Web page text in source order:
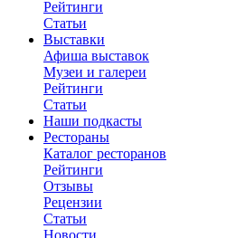
Рейтинги
Статьи
Выставки
Афиша выставок
Музеи и галереи
Рейтинги
Статьи
Наши подкасты
Рестораны
Каталог ресторанов
Рейтинги
Отзывы
Рецензии
Статьи